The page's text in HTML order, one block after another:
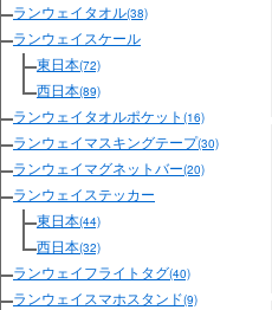
ランウェイタオル(38)
ランウェイスケール
東日本(72)
西日本(89)
ランウェイタオルポケット (16)
ランウェイマスキングテープ(30)
ランウェイマグネットバー(20)
ランウェイステッカー
東日本(44)
西日本(32)
ランウェイフライトタグ(40)
ランウェイスマホスタンド(9)